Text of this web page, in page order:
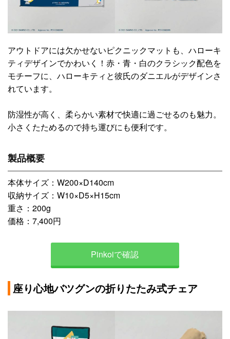
アウトドアには欠かせないピクニックマットも、ハローキ
ティデザインでかわいく！赤・青・白のクラシック配色を
モチーフに、ハローキティと彼氏のダニエルがデザインさ
れています。
防湿性が高く、柔らかい素材で快適に過ごせるのも魅力。
小さくたためるので持ち運びにも便利です。
製品概要
本体サイズ：W200×D140cm
収納サイズ：W10×D5×H15cm
重さ：200g
価格：7,400円
Pinkoiで確認
座り心地バツグンの折りたたみ式チェア